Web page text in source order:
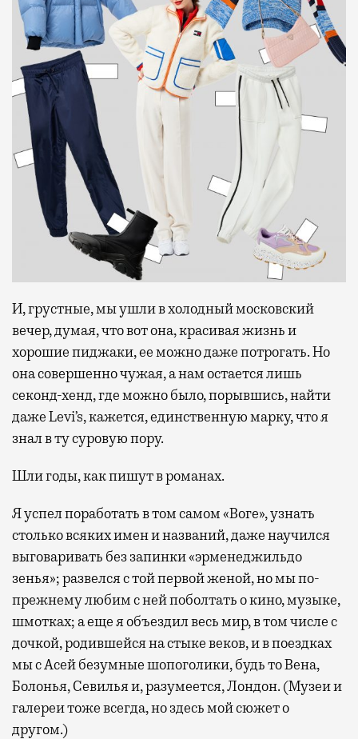
И, грустные, мы ушли в холодный московский
вечер, думая, что вот она, красивая жизнь и
хорошие пиджаки, ее можно даже потрогать. Но
она совершенно чужая, а нам остается лишь
секонд-хенд, где можно было, порывшись, найти
даже Levi’s, кажется, единственную марку, что я
знал в ту суровую пору.
Шли годы, как пишут в романах.
Я успел поработать в том самом «Воге», узнать
столько всяких имен и названий, даже научился
выговаривать без запинки «эрменеджильдо
зенья»; развелся с той первой женой, но мы по-
прежнему любим с ней поболтать о кино, музыке,
шмотках; а еще я объездил весь мир, в том числе с
дочкой, родившейся на стыке веков, и в поездках
мы с Асей безумные шопоголики, будь то Вена,
Болонья, Севилья и, разумеется, Лондон. (Музеи и
галереи тоже всегда, но здесь мой сюжет о
другом.)